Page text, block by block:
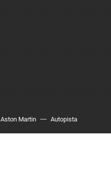
Aston Martin Autopista